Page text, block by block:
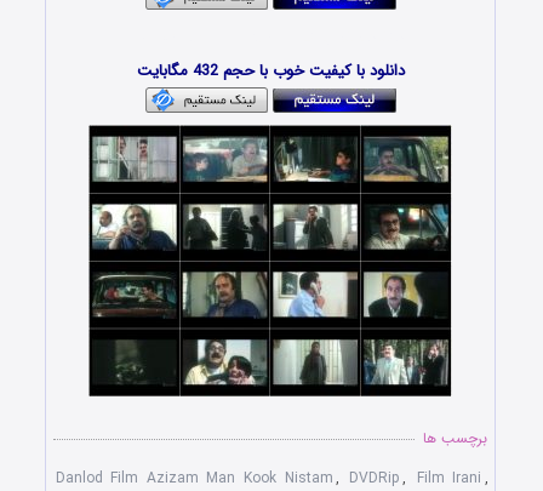
دانلود با کیفیت خوب با حجم 432 مگابایت
برچسب ها
Danlod Film Azizam Man Kook Nistam, DVDRip, Film Irani ,